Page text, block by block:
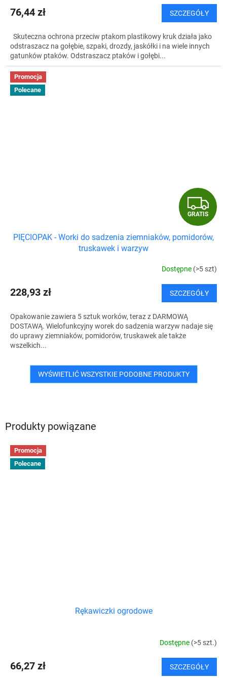
Produkty powiązane
Promocja
Polecane
Rękawiczki ogrodowe
Dostępne (>5 szt.)
66,27 zł SZCZEGÓŁY
76,44 zł SZCZEGÓŁY
Skuteczna ochrona przeciw ptakom plastikowy kruk działa jako
odstraszacz na gołębie, szpaki, drozdy, jaskółki i na wiele innych
gatunków ptaków. Odstraszacz ptaków i gołębi...
Promocja
Polecane
G
R
A
T
I
S
GRATIS
PIĘCIOPAK - Worki do sadzenia ziemniaków, pomidorów,
truskawek i warzyw
Dostępne (>5 szt)
228,93 zł SZCZEGÓŁY
Opakowanie zawiera 5 sztuk worków, teraz z DARMOWĄ
DOSTAWĄ. Wielofunkcyjny worek do sadzenia warzyw nadaje się
do uprawy ziemniaków, pomidorów, truskawek ale także
wszelkich...
WYŚWIETLIĆ WSZYSTKIE PODOBNE PRODUKTY